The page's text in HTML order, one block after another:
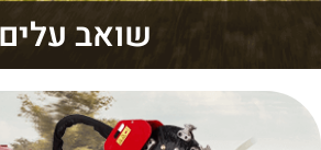
שואב עלים